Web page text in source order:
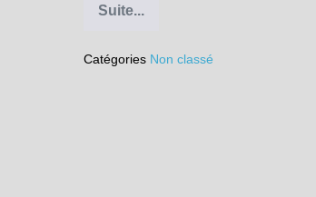
Suite...
Repas
organisé
Catégories Non classé